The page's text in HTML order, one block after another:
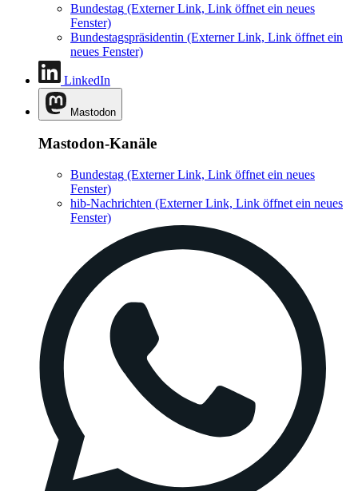
Bundestag (Externer Link, Link öffnet ein neues
Fenster)
Bundestagspräsidentin (Externer Link, Link öffnet ein
neues Fenster)
LinkedIn
Mastodon
Mastodon-Kanäle
Bundestag (Externer Link, Link öffnet ein neues
Fenster)
hib-Nachrichten (Externer Link, Link öffnet ein neues
Fenster)